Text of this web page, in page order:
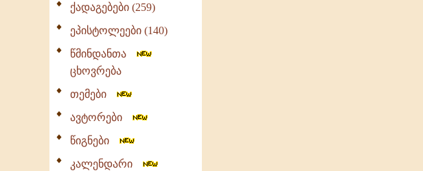
ქადაგებები (259)
ეპისტოლეები (140)
წმინდანთა
ცხოვრება
თემები
ავტორები
წიგნები
კალენდარი